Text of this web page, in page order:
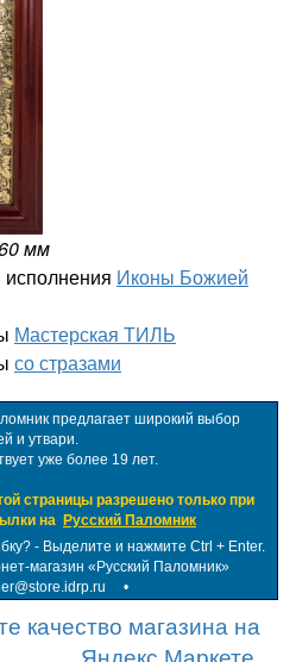
мм
Иконы Божией
Мастерская ТИЛЬ
со стразами
предлагает широкий выбор
и утвари.
уже более 19 лет.
страницы разрешено только при
на Русский Паломник
- Выделите и нажмите Ctrl + Enter.
магазин «Русский Паломник»
•